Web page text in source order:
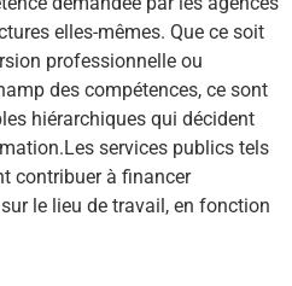
elles-mêmes. Que ce soit
professionnelle ou
des compétences, ce sont
hiérarchiques qui décident
services publics tels
contribuer à financer
le lieu de travail, en fonction